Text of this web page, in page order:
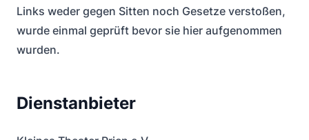
Links weder gegen Sitten noch Gesetze verstoßen,
wurde einmal geprüft bevor sie hier aufgenommen
wurden.
Dienstanbieter